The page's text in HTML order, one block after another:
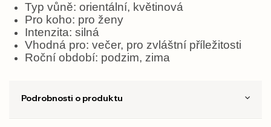
Typ vůně: orientální, květinová
Pro koho: pro ženy
Intenzita: silná
Vhodná pro: večer, pro zvláštní příležitosti
Roční období: podzim, zima
Podrobnosti o produktu